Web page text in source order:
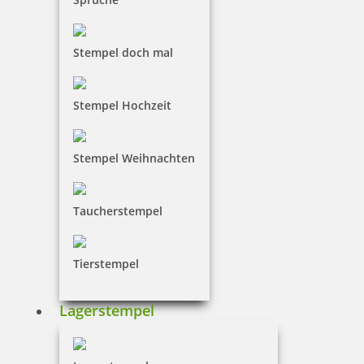
Stempel doch mal
Stempel Hochzeit
Stempel Weihnachten
Taucherstempel
Tierstempel
Lagerstempel
Umrandung
mit
Kissenfarbe
Geben Sie im folgenden Feld den Text ein, wie
er auf dem Stempelabdruck erscheinen soll.
Text wird 1:1 übernommen